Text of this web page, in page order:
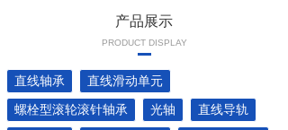
产品展示
PRODUCT DISPLAY
直线轴承
直线滑动单元
螺栓型滚轮滚针轴承
光轴
直线导轨